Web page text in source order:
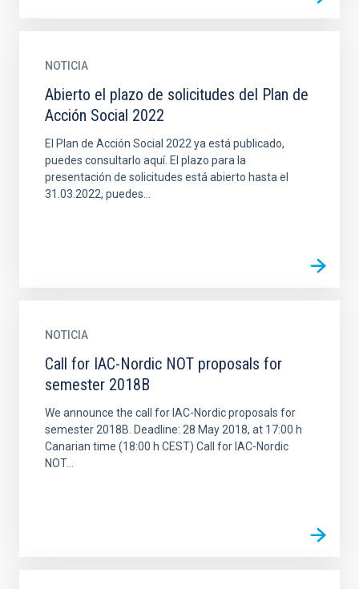
NOTICIA
Abierto el plazo de solicitudes del Plan de
Acción Social 2022
El Plan de Acción Social 2022 ya está publicado,
puedes consultarlo aquí. El plazo para la
presentación de solicitudes está abierto hasta el
31.03.2022, puedes...
NOTICIA
Call for IAC-Nordic NOT proposals for
semester 2018B
We announce the call for IAC-Nordic proposals for
semester 2018B. Deadline: 28 May 2018, at 17:00 h
Canarian time (18:00 h CEST) Call for IAC-Nordic
NOT...